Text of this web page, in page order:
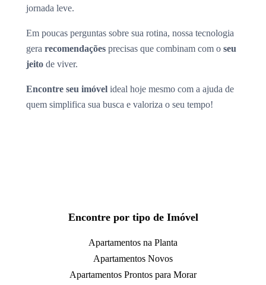
jornada leve.
Em poucas perguntas sobre sua rotina, nossa tecnologia
gera recomendações precisas que combinam com o seu
jeito de viver.
Encontre seu imóvel ideal hoje mesmo com a ajuda de
quem simplifica sua busca e valoriza o seu tempo!
Encontre por tipo de Imóvel
Apartamentos na Planta
Apartamentos Novos
Apartamentos Prontos para Morar